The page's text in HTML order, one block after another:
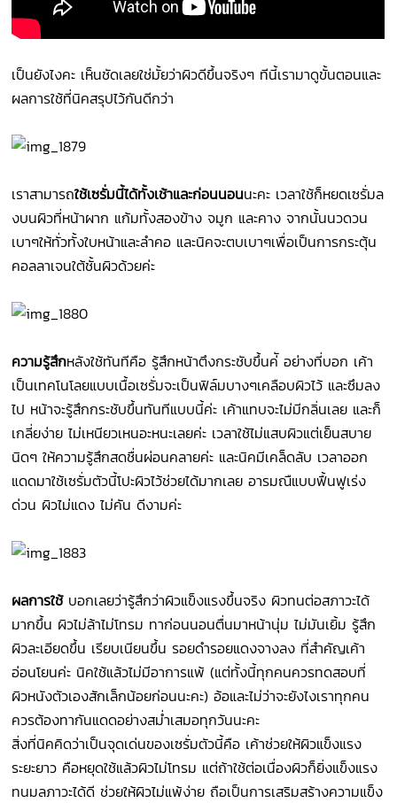
เป็นยังไงคะ เห็นชัดเลยใช่มั้ยว่าผิวดีขึ้นจริงๆ ทีนี้เรามาดูขั้นตอนและ
ผลการใช้ที่นิคสรุปไว้กันดีกว่า
เราสามารถใช้เซรั่มนี้ได้ทั้งเช้าและก่อนนอนนะคะ เวลาใช้ก็หยดเซรั่มล
งบนผิวที่หน้าผาก แก้มทั้งสองข้าง จมูก และคาง จากนั้นนวดวน
เบาๆให้ทั่วทั้งใบหน้าและลำคอ และนิคจะตบเบาๆเพื่อเป็นการกระตุ้น
คอลลาเจนใต้ชั้นผิวด้วยค่ะ
ความรู้สึกหลังใช้ทันทีคือ รู้สึกหน้าตึงกระชับขึ้นค่ั อย่างที่บอก เค้า
เป็นเทคโนโลยแบบเนื้อเซรั่มจะเป็นฟิล์มบางๆเคลือบผิวไว้ และซึมลง
ไป หน้าจะรู้สึกกระชับขึ้นทันทีแบบนี้ค่ะ เค้าแทบจะไม่มีกลิ่นเลย และก็
เกลี่ยง่าย ไม่เหนียวเหนอะหนะเลยค่ะ เวลาใช้ไม่แสบผิวแต่เย็นสบาย
นิดๆ ให้ความรู้สึกสดชื่นผ่อนคลายค่ะ และนิคมีเคล็ดลับ เวลาออก
แดดมาใช้เซรั่มตัวนี้โปะผิวไว้ช่วยได้มากเลย อารมณืแบบฟื้นฟูเร่ง
ด่วน ผิวไม่แดง ไม่คัน ดีงามค่ะ
ผลการใช้บอกเลยว่ารู้สึกว่าผิวแข็งแรงขึ้นจริง ผิวทนต่อสภาวะได้
มากขึ้น ผิวไม่ล้าไม่โทรม ทาก่อนนอนตื่นมาหน้านุ่ม ไม่มันเยิ้ม รู้สึก
ผิวละเอียดขึ้น เรียบเนียนขึ้น รอยดำรอยแดงจางลง ที่สำคัญเค้า
อ่อนโยนค่ะ นิคใช้แล้วไม่มีอาการแพ้ (แต่ทั้งนี้ทุกคนควรทดสอบที่
ผิวหนังตัวเองสักเล็กน้อยก่อนนะคะ) อ้อและไม่ว่าจะยังไงเราทุกคน
ควรต้องทากันแดดอย่างสม่ำเสมอทุกวันนะคะ
สิ่งที่นิคคิดว่าเป็นจุดเด่นของเซรั่มตัวนี้คือ เค้าช่วยให้ผิวแข็งแรง
ระยะยาว คือหยุดใช้แล้วผิวไม่โทรม แต่ถ้าใช้ต่อเนื่องผิวก็ยิ่งแข็งแรง
ทนมลภาวะได้ดี ช่วยให้ผิวไม่แพ้ง่าย ถือเป็นการเสริมสร้างความแข็ง